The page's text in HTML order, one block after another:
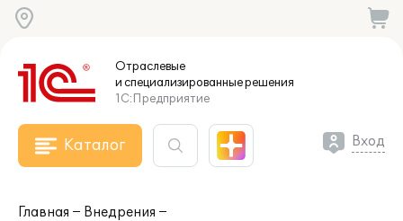
Отраслевые
и специализированныерешения
1С:Предприятие
Каталог Вход
Главная
Внедрения